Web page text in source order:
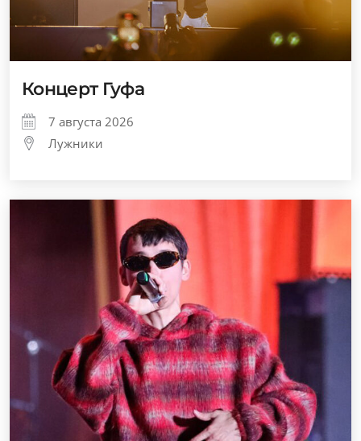
Концерт Гуфа
7 августа 2026
Лужники